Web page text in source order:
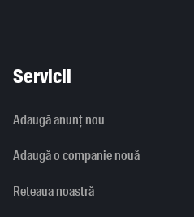
Servicii
Adaugă anunț nou
Adaugă o companie nouă
Rețeaua noastră